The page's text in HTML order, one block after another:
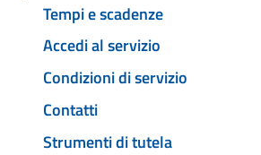
Tempi e scadenze
Accedi al servizio
Condizioni di servizio
Contatti
Strumenti di tutela